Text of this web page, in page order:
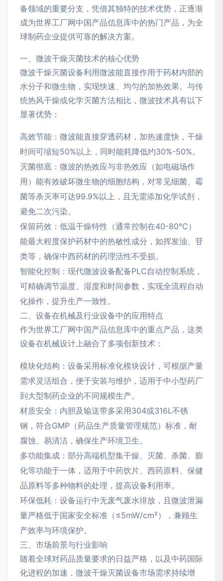
备领域的重要分支，凭借其独特的技术优势，正逐渐
成为世界工厂网中国产品信息库中的热门产品，为全
球制药企业提供可靠的解决方案。
一、微波干燥灭菌技术的核心优势
微波干燥灭菌设备利用微波能直接作用于药材内部的
水分子和微生物，实现快速、均匀的加热效果。与传
统热风干燥或化学灭菌方法相比，微波技术具有以下
显著优势：
高效节能：微波能直接穿透药材，加热速度快，干燥
时间可缩短50%以上，同时能耗降低约30%-50%。
灭菌彻底：微波的热效应与非热效应（如电磁场作
用）能有效破坏微生物的细胞结构，对常见细菌、霉
菌等杀灭率可达99.9%以上，且无需添加化学试剂，
避免二次污染。
保留药效：低温干燥特性（通常控制在40-80°C）
能最大程度保护药材中的热敏性成分，如挥发油、苷
类等，确保中西药材的药理活性不受损。
智能化控制：现代微波设备配备PLC自动控制系统，
可精确调节温度、湿度和时间参数，实现全流程自动
化操作，提升生产一致性。
二、设备在机械及行业设备中的应用特点
作为世界工厂网中国产品信息库中的重点产品，这类
设备在机械设计上融合了多项创新技术：
模块化结构：设备采用标准化模块设计，可根据产量
需求灵活组合，便于安装与维护，适用于中小型药厂
到大型制药企业的不同规模生产。
材质安全：内胆及输送带多采用304或316L不锈
钢，符合GMP（药品生产质量管理规范）标准，耐
腐蚀、易清洁，确保生产环境卫生。
多功能集成：部分高端机型集干燥、灭菌、杀菌、膨
化等功能于一体，适用于中药饮片、西药原料、保健
品原料等多种物料的处理，提高设备利用率。
环保低耗：设备运行中无废气废水排放，且微波泄漏
量严格低于国家安全标准（≤5mW/cm²），兼顾生
产效率与环境保护。
三、市场前景与行业影响
随着全球对药品质量要求的日益严格，以及中药国际
化进程的加速，微波干燥灭菌设备市场需求持续增